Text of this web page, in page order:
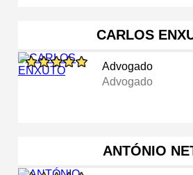
CARLOS
Advogado
Advogado
ANTÓNIO